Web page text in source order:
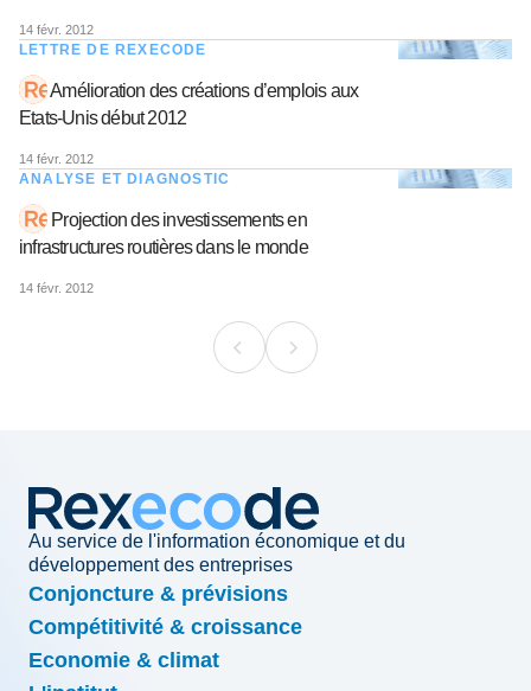
14 févr. 2012
LETTRE DE REXECODE
Amélioration des créations d’emplois aux
Etats-Unis début 2012
14 févr. 2012
ANALYSE ET DIAGNOSTIC
Projection des investissements en
infrastructures routières dans le monde
14 févr. 2012
Au service de l'information économique et du
développement des entreprises
Conjoncture & prévisions
Compétitivité & croissance
Economie & climat